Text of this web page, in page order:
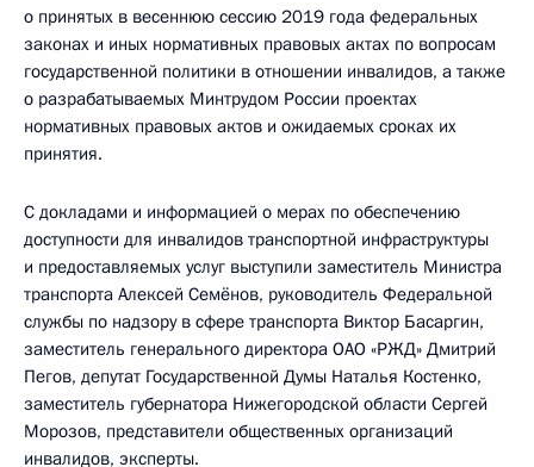
о принятых в весеннюю сессию 2019 года федеральных
законах и иных нормативных правовых актах по вопросам
государственной политики в отношении инвалидов, а также
о разрабатываемых Минтрудом России проектах
нормативных правовых актов и ожидаемых сроках их
принятия.
С докладами и информацией о мерах по обеспечению
доступности для инвалидов транспортной инфраструктуры
и предоставляемых услуг выступили заместитель Министра
транспорта Алексей Семёнов, руководитель Федеральной
службы по надзору в сфере транспорта Виктор Басаргин,
заместитель генерального директора ОАО «РЖД» Дмитрий
Пегов, депутат Государственной Думы Наталья Костенко,
заместитель губернатора Нижегородской области Сергей
Морозов, представители общественных организаций
инвалидов, эксперты.